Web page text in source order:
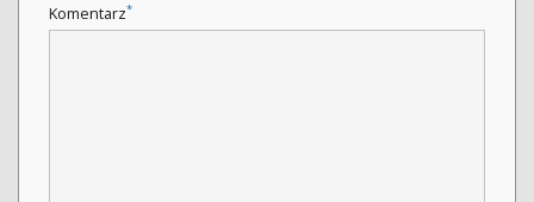
Komentarz*